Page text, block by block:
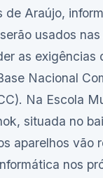
de Araújo,
usados
as exigências
Nacional
Na Escola
situada no
aparelhos vão
nos